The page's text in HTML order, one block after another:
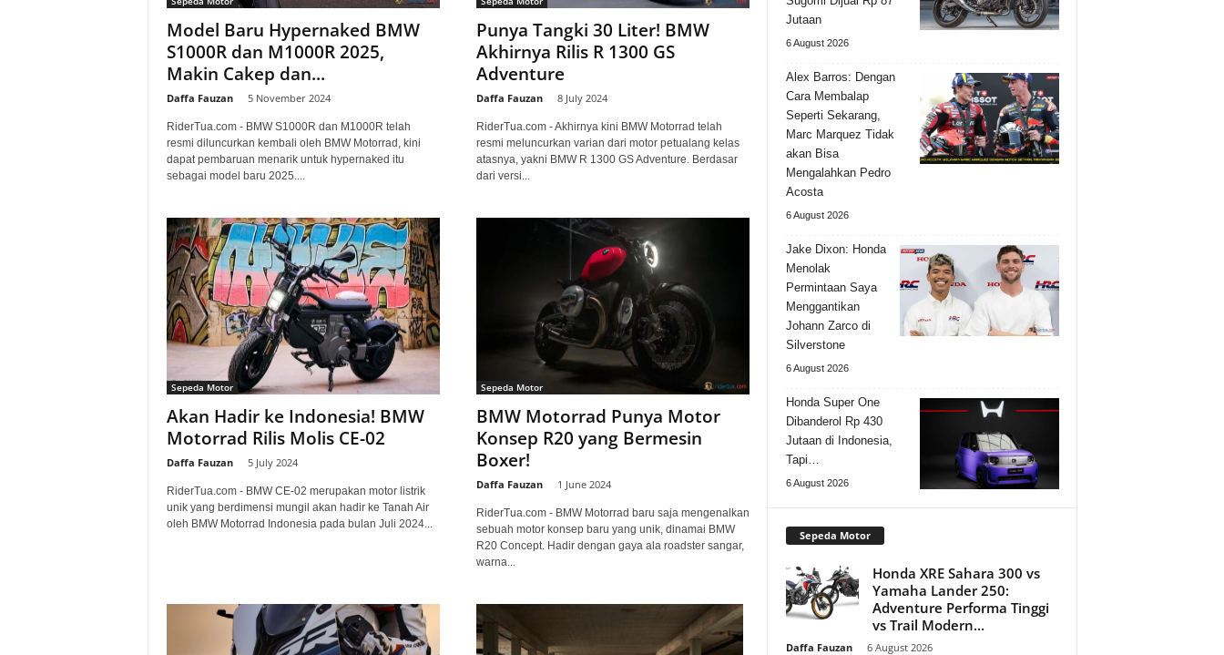
a
o
m
Model Baru Hypernaked BMW
S1000R dan M1000R 2025,
Makin Cakep dan...
Daffa Fauzan 5 November 2024
RiderTua.com - BMW S1000R dan M1000R telah
resmi diluncurkan kembali oleh BMW Motorrad, kini
dapat pembaruan menarik untuk hypernaked itu
sebagai model baru 2025....
Punya Tangki 30 Liter! BMW
Akhirnya Rilis R 1300 GS
Adventure
Daffa Fauzan 8 July 2024
RiderTua.com - Akhirnya kini BMW Motorrad telah
resmi meluncurkan varian dari motor petualang kelas
atasnya, yakni BMW R 1300 GS Adventure. Berdasar
dari versi...
Sepeda Motor
Akan Hadir ke Indonesia! BMW
Motorrad Rilis Molis CE-02
Daffa Fauzan 5 July 2024
RiderTua.com - BMW CE-02 merupakan motor listrik
unik yang berdimensi mungil akan hadir ke Tanah Air
oleh BMW Motorrad Indonesia pada bulan Juli 2024...
Sepeda Motor
BMW Motorrad Punya Motor
Konsep R20 yang Bermesin
Boxer!
Daffa Fauzan 1 June 2024
RiderTua.com - BMW Motorrad baru saja mengenalkan
sebuah motor konsep baru yang unik, dinamai BMW
R20 Concept. Hadir dengan gaya ala roadster sangar,
warna...
Jutaan
6 August 2026
Alex Barros: Dengan
Cara Membalap
Seperti Sekarang,
Marc Marquez Tidak
akan Bisa
Mengalahkan Pedro
Acosta
6 August 2026
Jake Dixon: Honda
Menolak
Permintaan Saya
Menggantikan
Johann Zarco di
Silverstone
6 August 2026
Honda Super One
Dibanderol Rp 430
Jutaan di Indonesia,
Tapi…
6 August 2026
Sepeda Motor
Honda XRE Sahara 300 vs
Yamaha Lander 250:
Adventure Performa Tinggi
vs Trail Modern...
Daffa Fauzan 6 August 2026